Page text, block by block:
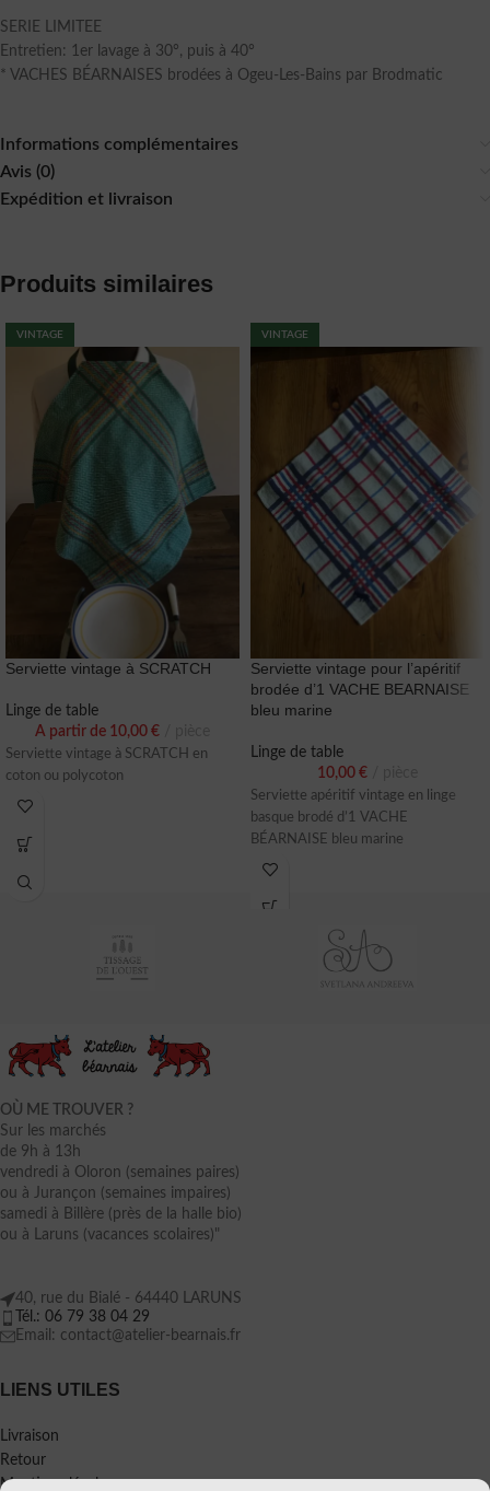
SERIE LIMITEE
Entretien: 1er lavage à 30°, puis à 40°
* VACHES BÉARNAISES brodées à Ogeu-Les-Bains par Brodmatic
Informations complémentaires
Avis (0)
Expédition et livraison
Produits similaires
VINTAGE
Serviette vintage à SCRATCH
Linge de table
A partir de 10,00 €
Serviette vintage à SCRATCH en
coton ou polycoton
VINTAGE
Serviette vintage pour l’apéritif
brodée d’1 VACHE BEARNAISE
bleu marine
Linge de table
10,00 €
Serviette apéritif vintage en linge
basque brodé d’1 VACHE
BÉARNAISE bleu marine
OÙ ME TROUVER ?
Sur les marchés
de 9h à 13h
vendredi à Oloron (semaines paires)
ou à Jurançon (semaines impaires)
samedi à Billère (près de la halle bio)
ou à Laruns (vacances scolaires)"
40, rue du Bialé - 64440 LARUNS
Tél.: 06 79 38 04 29
Email: contact@atelier-bearnais.fr
LIENS UTILES
Livraison
Retour
Mentions légales